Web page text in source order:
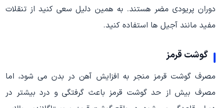
دوران پریودی مضر هستند. به همین دلیل سعی کنید از تنقلات
مفید مانند آجیل ها استفاده کنید.
گوشت قرمز
مصرف گوشت قرمز منجر به افزایش آهن در بدن می شود، اما
مصرف بیش از حد گوشت قرمز باعث گرفتگی و درد بیشتر در